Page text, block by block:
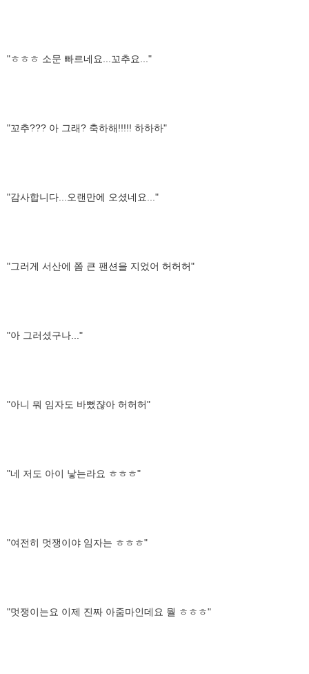
"ㅎㅎㅎ 소문 빠르네요...꼬추요..."
"꼬추??? 아 그래? 축하해!!!!! 하하하"
"감사합니다...오랜만에 오셨네요..."
"그러게 서산에 쫌 큰 팬션을 지었어 허허허"
"아 그러셨구나..."
"아니 뭐 임자도 바뻤쟎아 허허허"
"네 저도 아이 낳는라요 ㅎㅎㅎ"
"여전히 멋쟁이야 임자는 ㅎㅎㅎ"
"멋쟁이는요 이제 진짜 아줌마인데요 뭘 ㅎㅎㅎ"